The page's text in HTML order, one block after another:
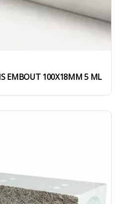
EMBOUT 100X18MM 5 ML